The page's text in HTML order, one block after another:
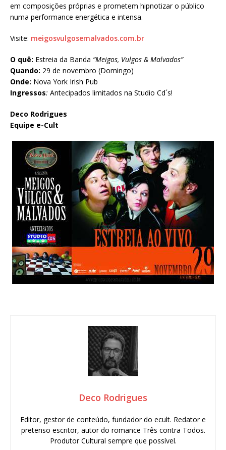
em composições próprias e prometem hipnotizar o público
numa performance energética e intensa.
Visite: meigosvulgosemalvados.com.br
O quê: Estreia da Banda “Meigos, Vulgos & Malvados”
Quando: 29 de novembro (Domingo)
Onde: Nova York Irish Pub
Ingressos: Antecipados limitados na Studio Cd´s!
Deco Rodrigues
Equipe e-Cult
Deco Rodrigues
Editor, gestor de conteúdo, fundador do ecult. Redator e
pretenso escritor, autor do romance Três contra Todos.
Produtor Cultural sempre que possível.